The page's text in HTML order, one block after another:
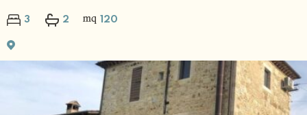
3 2 120